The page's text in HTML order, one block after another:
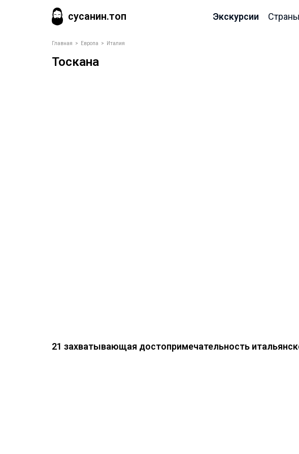
сусанин.топ Экскурсии Страны
Главная > Европа > Италия
Тоскана
21 захватывающая достопримечательность